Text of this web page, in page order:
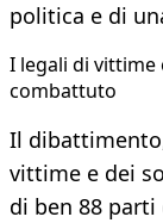
politica e di
I legali di vittime
combattuto
Il
vittime e dei
di ben 88 parti